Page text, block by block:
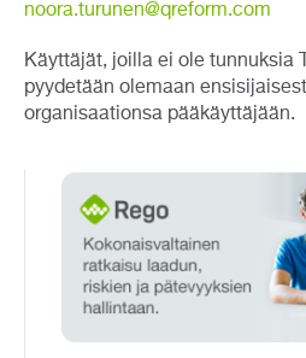
noora.turunen@qreform.com
Käyttäjät, joilla ei ole tunnuksia
pyydetään olemaan
organisaationsa pääkäyttäjään.